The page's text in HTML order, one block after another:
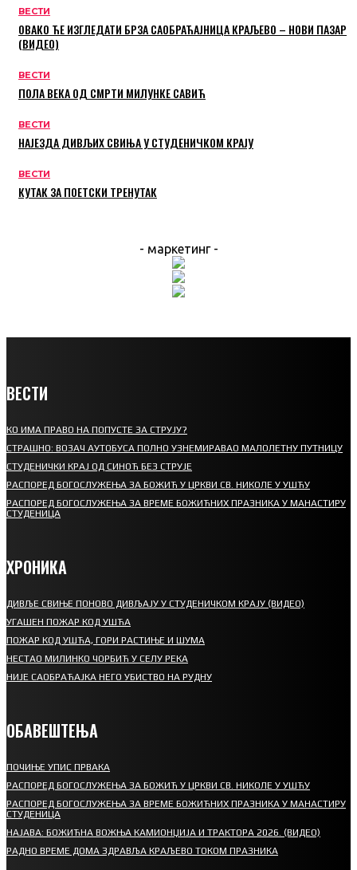
ВЕСТИ
ОВАКО ЋЕ ИЗГЛЕДАТИ БРЗА САОБРАЋАЈНИЦА КРАЉЕВО – НОВИ ПАЗАР
(ВИДЕО)
ВЕСТИ
ПОЛА ВЕКА ОД СМРТИ МИЛУНКЕ САВИЋ
ВЕСТИ
НАЈЕЗДА ДИВЉИХ СВИЊА У СТУДЕНИЧКОМ КРАЈУ
ВЕСТИ
КУТАК ЗА ПОЕТСКИ ТРЕНУТАК
- маркетинг -
ВЕСТИ
КО ИМА ПРАВО НА ПОПУСТЕ ЗА СТРУЈУ?
СТРАШНО: ВОЗАЧ АУТОБУСА ПОЛНО УЗНЕМИРАВАО МАЛОЛЕТНУ ПУТНИЦУ
СТУДЕНИЧКИ КРАЈ ОД СИНОЋ БЕЗ СТРУЈЕ
РАСПОРЕД БОГОСЛУЖЕЊА ЗА БОЖИЋ У ЦРКВИ СВ. НИКОЛЕ У УШЋУ
РАСПОРЕД БОГОСЛУЖЕЊА ЗА ВРЕМЕ БОЖИЋНИХ ПРАЗНИКА У МАНАСТИРУ
СТУДЕНИЦА
ХРОНИКА
ДИВЉЕ СВИЊЕ ПОНОВО ДИВЉАЈУ У СТУДЕНИЧКОМ КРАЈУ (ВИДЕО)
УГАШЕН ПОЖАР КОД УШЋА
ПОЖАР КОД УШЋА, ГОРИ РАСТИЊЕ И ШУМА
НЕСТАО МИЛИНКО ЧОРБИЋ У СЕЛУ РЕКА
НИЈЕ САОБРАЋАЈКА НЕГО УБИСТВО НА РУДНУ
ОБАВЕШТЕЊА
ПОЧИЊЕ УПИС ПРВАКА
РАСПОРЕД БОГОСЛУЖЕЊА ЗА БОЖИЋ У ЦРКВИ СВ. НИКОЛЕ У УШЋУ
РАСПОРЕД БОГОСЛУЖЕЊА ЗА ВРЕМЕ БОЖИЋНИХ ПРАЗНИКА У МАНАСТИРУ
СТУДЕНИЦА
НАЈАВА: БОЖИЋНА ВОЖЊА КАМИОНЏИЈА И ТРАКТОРА 2026. (ВИДЕО)
РАДНО ВРЕМЕ ДОМА ЗДРАВЉА КРАЉЕВО ТОКОМ ПРАЗНИКА